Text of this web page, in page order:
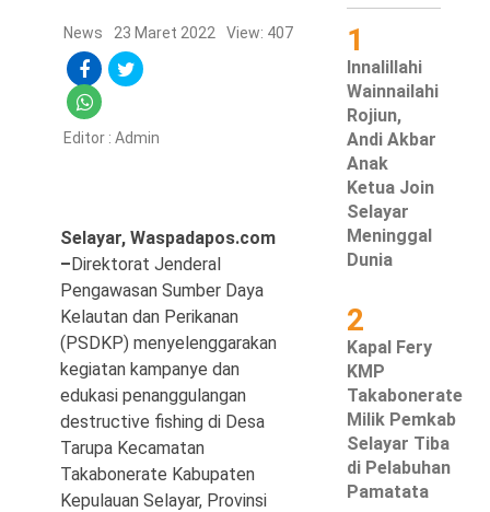
News
Ekonomi
Hukum & Kriminal
Metro
Hiburan
Pendidikan
Edukasi
Tekno
News 23 Maret 2022 View: 407
Editor : Admin
Selayar, Waspadapos.com
–Direktorat Jenderal
Pengawasan Sumber Daya
Kelautan dan Perikanan
(PSDKP) menyelenggarakan
kegiatan kampanye dan
edukasi penanggulangan
destructive fishing di Desa
Tarupa Kecamatan
Takabonerate Kabupaten
Kepulauan Selayar, Provinsi
1
Innalillahi
Wainnailahi
Rojiun,
Andi Akbar
Anak
Ketua Join
Selayar
Meninggal
Dunia
2
Kapal Fery
KMP
Takabonerate
Milik Pemkab
Selayar Tiba
di Pelabuhan
Pamatata